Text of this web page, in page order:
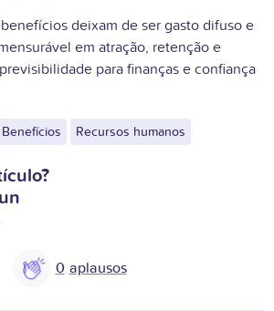
deixam de ser gasto difuso e
em atração, retenção e
para finanças e confiança
Benefícios Recursos humanos
0